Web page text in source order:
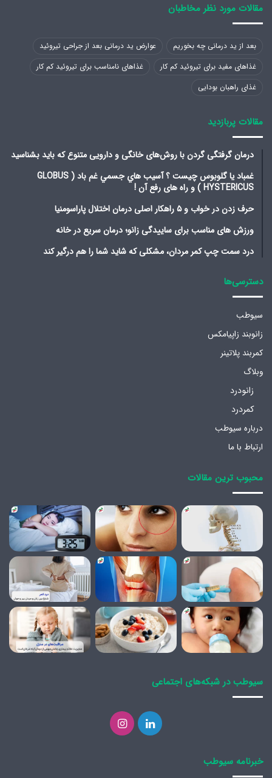
مقالات مورد نظر مخاطبان
بعد از ید درمانی چه بخوریم
عوارض ید درمانی بعد از جراحی تیروئید
غذاهای مفید برای تیروئید کم کار
غذاهای نامناسب برای تیروئید کم کار
غذای راهبان بودایی
مقالات پربازدید
درمان گرفتگی گردن با روش‌های خانگی و دارویی متنوع که باید بشناسید
غمباد یا گلوبوس چیست ؟ آسيب هاي جسمي غم باد ( GLOBUS
HYSTERICUS ) و راه های رفع آن !
حرف زدن در خواب و ۵ راهکار اصلی درمان اختلال پاراسومنیا
ورزش های مناسب برای ساییدگی زانو؛ درمان سریع در خانه
درد سمت چپ کمر مردان، مشکلی که شاید شما را هم درگیر کند
دسترسی‌ها
سیوطب
زانوبند زاپیامکس
کمربند پلاتینر
وبلاگ
زانودرد
کمردرد
درباره سیوطب
ارتباط با ما
محبوب ترین مقالات
سیوطب در شبکه‌های اجتماعی
لینکدیناینستاگرام
خبرنامه سیوطب